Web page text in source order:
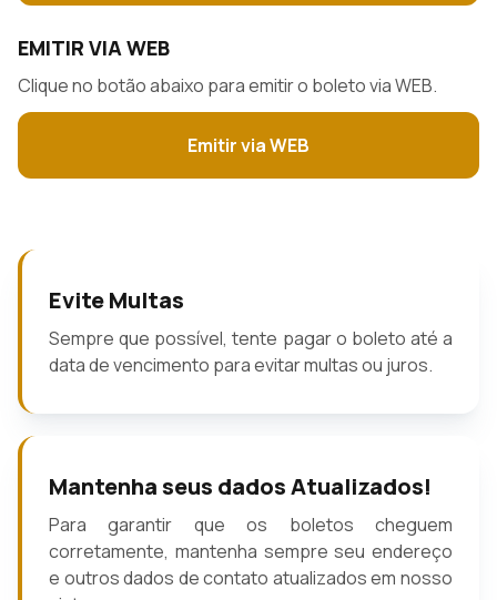
EMITIR VIA WEB
Clique no botão abaixo para emitir o boleto via WEB.
Emitir via WEB
Evite Multas
Sempre que possível, tente pagar o boleto até a
data de vencimento para evitar multas ou juros.
Mantenha seus dados Atualizados!
Para garantir que os boletos cheguem
corretamente, mantenha sempre seu endereço
e outros dados de contato atualizados em nosso